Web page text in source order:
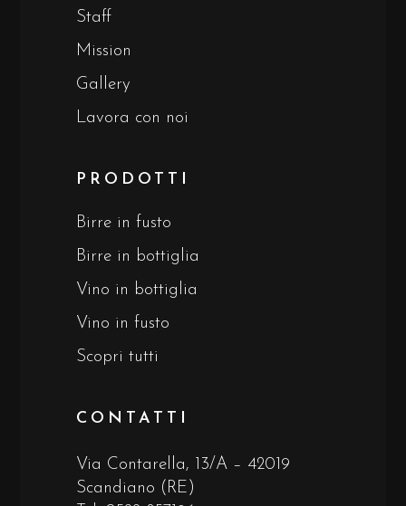
Staff
Mission
Gallery
Lavora con noi
PRODOTTI
Birre in fusto
Birre in bottiglia
Vino in bottiglia
Vino in fusto
Scopri tutti
CONTATTI
Via Contarella, 13/A – 42019
Scandiano (RE)